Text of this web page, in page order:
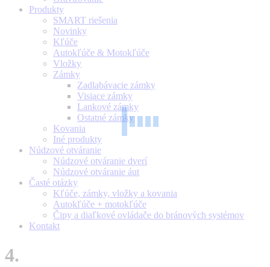
Produkty
SMART riešenia
Novinky
Kľúče
Autokľúče & Motokľúče
Vložky
Zámky
Zadlabávacie zámky
Visiace zámky
Lankové zámky
Ostatné zámky
Kovania
Iné produkty
Núdzové otváranie
Núdzové otváranie dverí
Núdzové otváranie áut
Časté otázky
Kľúče, zámky, vložky a kovania
Autokľúče + motokľúče
Čipy a diaľkové ovládače do bránových systémov
Kontakt
4.